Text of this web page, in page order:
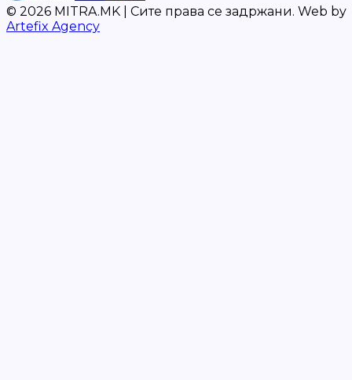
© 2026 MITRA.MK | Сите права се задржани. Web by
Artefix Agency